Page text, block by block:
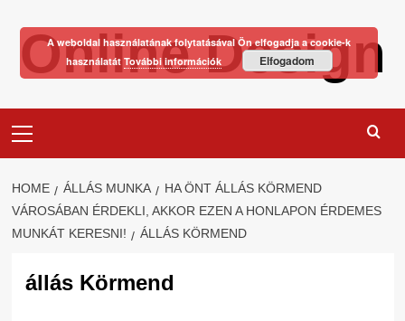
contentOnline Design
Menu
HOME ÁLLÁS MUNKA
HA ÖNT ÁLLÁS KÖRMEND
VÁROSÁBAN ÉRDEKLI, AKKOR EZEN A HONLAPON ÉRDEMES
MUNKÁT KERESNI!
ÁLLÁS KÖRMEND
állás Körmend
A weboldal használatának folytatásával Ön elfogadja a cookie-k
használatát További információk Elfogadom